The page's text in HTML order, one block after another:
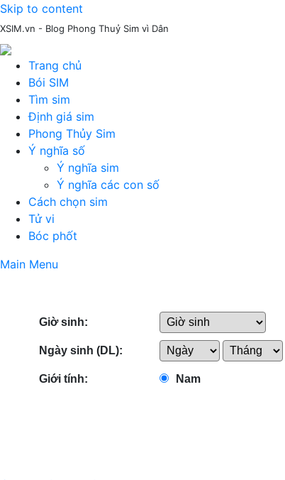
Skip to content
XSIM.vn - Blog Phong Thuỷ Sim vì Dân
Trang chủ
Bói SIM
Tìm sim
Định giá sim
Phong Thủy Sim
Ý nghĩa số
Ý nghĩa sim
Ý nghĩa các con số
Cách chọn sim
Tử vi
Bóc phốt
Main Menu
Giờ sinh:
Ngày sinh (DL):
Giới tính: Nam